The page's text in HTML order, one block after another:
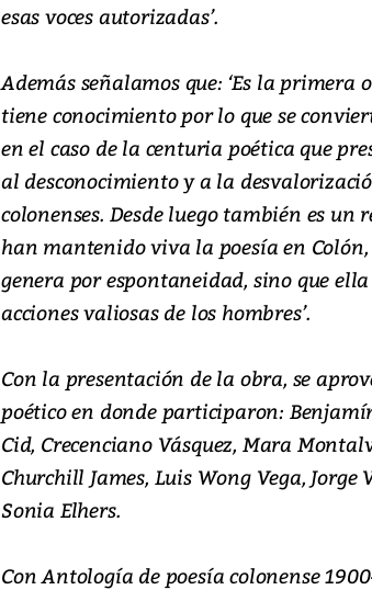
esas voces autorizadas’.
Además señalamos que: ‘Es la primera
tiene conocimiento por lo que se
en el caso de la centuria poética que
al desconocimiento y a la
colonenses. Desde luego también es
han mantenido viva la poesía en
genera por espontaneidad, sino que
acciones valiosas de los hombres’.
Con la presentación de la obra, se
poético en donde participaron:
Cid, Crecenciano Vásquez, Mara
Churchill James, Luis Wong Vega,
Sonia Elhers.
Con Antología de poesía colonense